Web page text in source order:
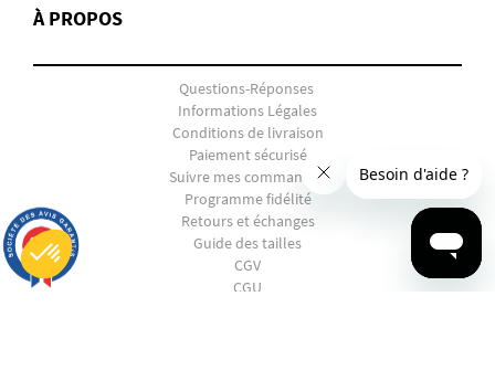
À PROPOS
Questions-Réponses
Informations Légales
Conditions de livraison
Paiement sécurisé
Suivre mes commandes
Programme fidélité
Retours et échanges
Guide des tailles
CGV
CGU
9.7 /10
2847 avis